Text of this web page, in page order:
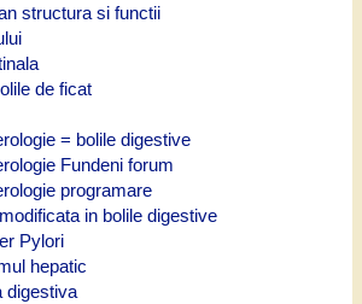
structura si functii
de ficat
= bolile digestive
Fundeni forum
programare
in bolile digestive
Pylori
hepatic
digestiva